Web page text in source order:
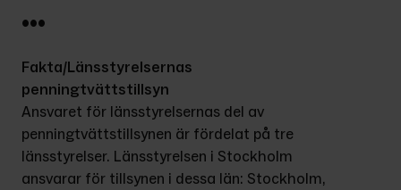
•••
Fakta/Länsstyrelsernas
penningtvättstillsyn
Ansvaret för länsstyrelsernas del av
penningtvättstillsynen är fördelat på tre
länsstyrelser. Länsstyrelsen i Stockholm
ansvarar för tillsynen i dessa län: Stockholm,